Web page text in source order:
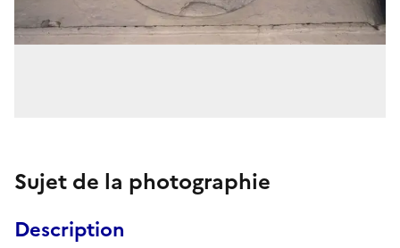
Sujet de la photographie
Description